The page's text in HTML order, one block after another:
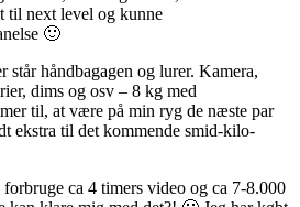
til next level og kunne
🙂
står håndbagagen og lurer. Kamera,
dims og osv – 8 kg med
til, at være på min ryg de næste par
ekstra til det kommende smid-kilo-
ca 4 timers video og ca 7-8.000